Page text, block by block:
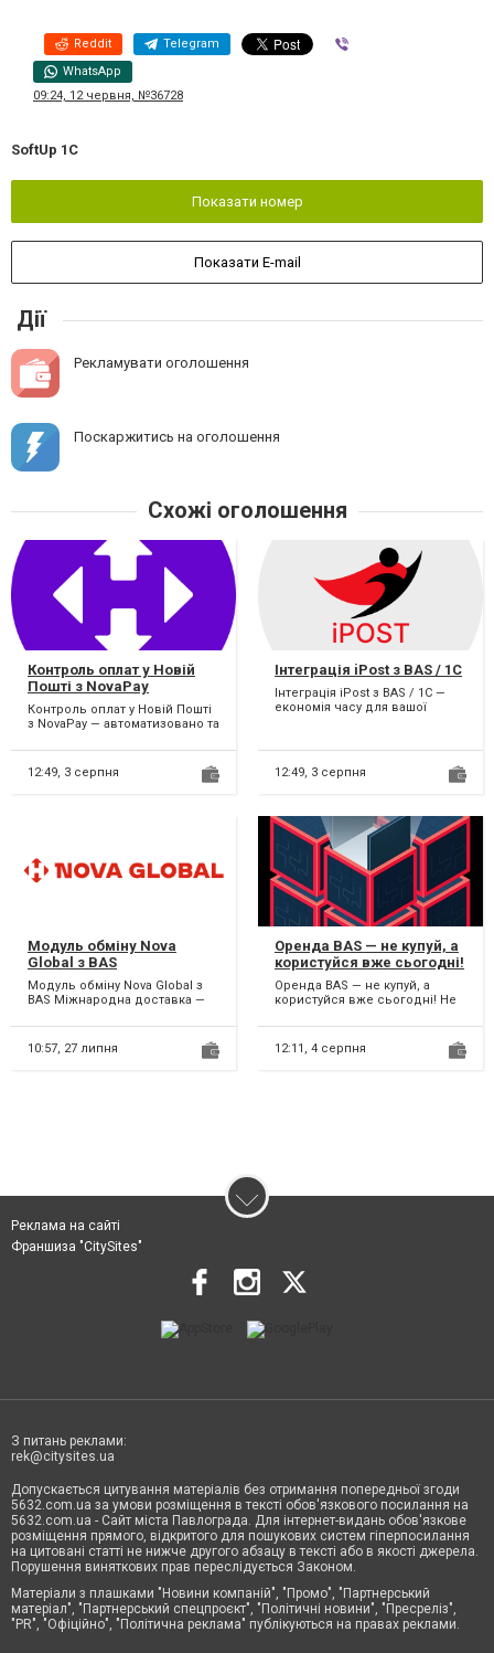
Reddit Telegram
WhatsApp
09:24, 12 червня, №36728
SoftUp 1C
Показати номер
Показати E-mail
Дії
Рекламувати оголошення
Поскаржитись на оголошення
Схожі оголошення
Контроль оплат у Новій
Пошті з NovaPay
Контроль оплат у Новій Пошті
з NovaPay — автоматизовано та
перевіряти опл...
12:49, 3 серпня
Інтеграція iPost з BAS / 1С
Інтеграція iPost з BAS / 1С —
економія часу для вашої
12:49, 3 серпня
Модуль обміну Nova
Global з BAS
Модуль обміну Nova Global з
BAS Міжнародна доставка —
бізнес відправ...
10:57, 27 липня
Оренда BAS — не купуй, а
користуйся вже сьогодні!
Оренда BAS — не купуй, а
користуйся вже сьогодні! Не
на купівлю BAS? О...
12:11, 4 серпня
Реклама на сайті
Франшиза "CitySites"
З питань реклами:
rek@citysites.ua
Допускається цитування матеріалів без отримання попередньої згоди
5632.com.ua за умови розміщення в тексті обов'язкового посилання на
5632.com.ua - Сайт міста Павлограда. Для інтернет-видань обов'язкове
розміщення прямого, відкритого для пошукових систем гіперпосилання
на цитовані статті не нижче другого абзацу в тексті або в якості джерела.
Порушення виняткових прав переслідується Законом.
Матеріали з плашками "Новини компаній", "Промо", "Партнерський
матеріал", "Партнерський спецпроєкт", "Політичні новини", "Пресреліз",
"PR", "Офіційно", "Політична реклама" публікуються на правах реклами.